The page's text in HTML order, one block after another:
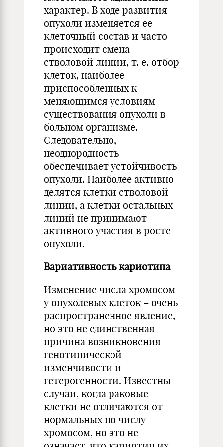
характер. В ходе развития
опухоли изменяется ее
клеточный состав и часто
происходит смена
стволовой линии, т. е. отбор
клеток, наиболее
приспособленных к
меняющимся условиям
существования опухоли в
больном организме.
Следовательно,
неоднородность
обеспечивает устойчивость
опухоли. Наиболее активно
делятся клетки стволовой
линии, а клетки остальных
линий не принимают
активного участия в росте
опухоли.
Вариативность кариотипа
Изменение числа хромосом
у опухолевых клеток – очень
распространенное явление,
но это не единственная
причина возникновения
генотипической
изменчивости и
гетерогенности. Известны
случаи, когда раковые
клетки не отличаются от
нормальных по числу
хромосом, но это не